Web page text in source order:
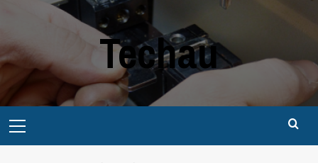
contenido
Techau
principal